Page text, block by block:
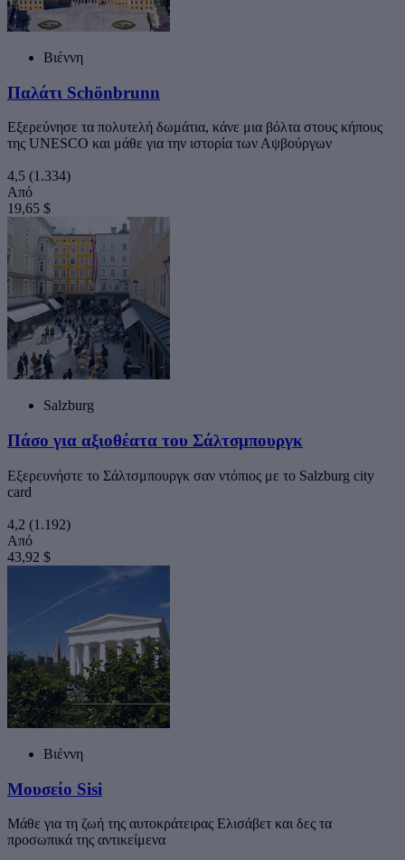
Βιέννη
Παλάτι Schönbrunn
Εξερεύνησε τα πολυτελή δωμάτια, κάνε μια βόλτα στους κήπους
της UNESCO και μάθε για την ιστορία των Αψβούργων
4,5 (1.334)
Από
19,65 $
Salzburg
Πάσο για αξιοθέατα του Σάλτσμπουργκ
Εξερευνήστε το Σάλτσμπουργκ σαν ντόπιος με το Salzburg city
card
4,2 (1.192)
Από
43,92 $
Βιέννη
Μουσείο Sisi
Μάθε για τη ζωή της αυτοκράτειρας Ελισάβετ και δες τα
προσωπικά της αντικείμενα